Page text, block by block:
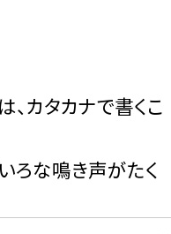
、カタカナで書くこ
ろな鳴き声がたく